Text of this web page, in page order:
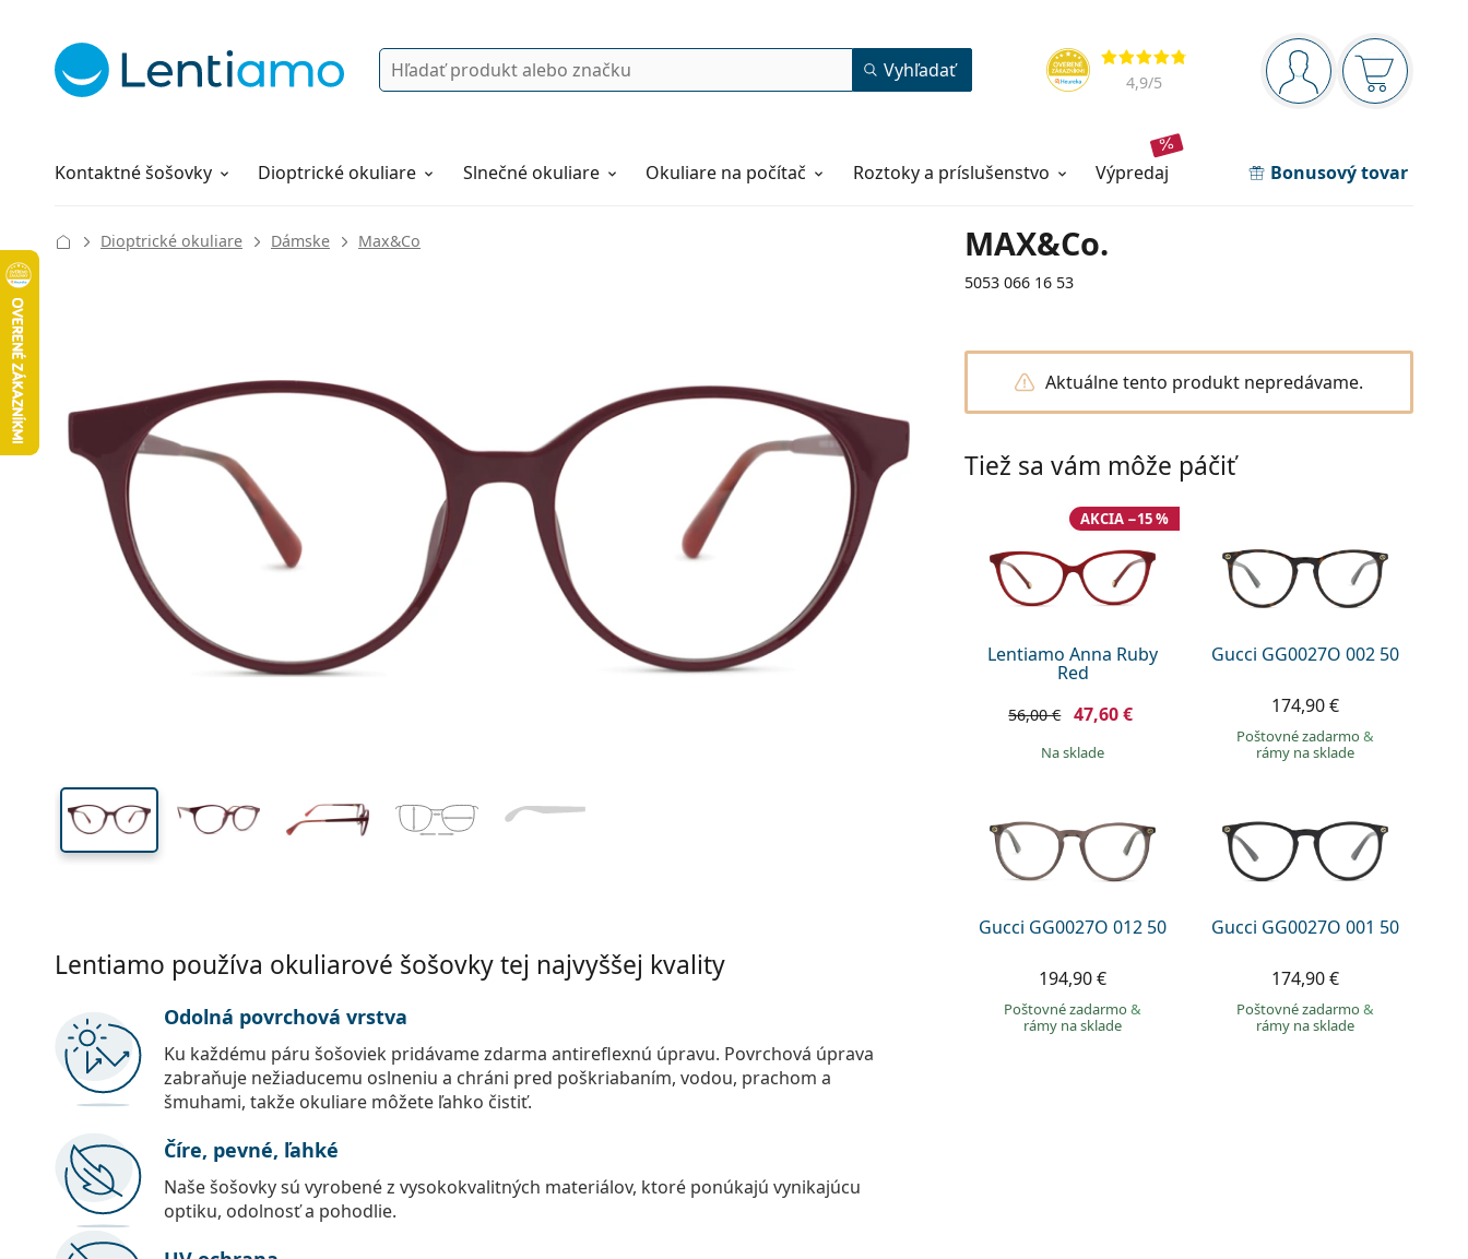
Navigačný panel
ste prihláseníNákupný
Hodnotenia
4,9/5
Vyhľadávanie Vyhľadať
Kontaktné šošovky
Roztoky Dioptrické okuliare Slnečné okuliare Okuliare na počítač Roztoky a príslušenstvo výpredaj Bonusový tovar
Všetko o nákupe
MAX&Co.
5053 066 16 53
Dioptrické okuliare Dámske Max&Co
132 mm
Šírka
140 mm
Dĺžka stranice
45 mm
Výška očnice Šírka očnice
53 16
Šírka
očnice
Šírka
mostíka
Dĺžka
stranice
Aktuálne tento produkt nepredávame.
Tiež sa vám môže páčiť
Lentiamo Anna Ruby
Red
AKCIA −15 %
56,00 € 47,60 €
na sklade
Gucci GG0027O 002 50
174,90 €
Poštovné zadarmo&
rámy na sklade
Gucci GG0027O 012 50
194,90 €
Poštovné zadarmo&
rámy na sklade
Gucci GG0027O 001 50
174,90 €
Poštovné zadarmo&
rámy na sklade
Lentiamo používa okuliarové šošovky tej najvyššej kvality
Odolná povrchová vrstva
Ku každému páru šošoviek pridávame zdarma antireflexnú úpravu. Povrchová úprava
zabraňuje nežiaducemu oslneniu a chráni pred poškriabaním, vodou, prachom a
šmuhami, takže okuliare môžete ľahko čistiť.
Číre, pevné, ľahké
Naše šošovky sú vyrobené z vysokokvalitných materiálov, ktoré ponúkajú vynikajúcu
optiku, odolnosť a pohodlie.